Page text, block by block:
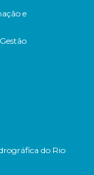
e
do Rio